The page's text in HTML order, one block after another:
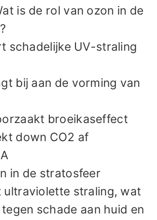
is de rol van ozon in de
schadelijke UV-straling
bij aan de vorming van
broeikaseffect
down CO2 af
in de stratosfeer
ultraviolette straling, wat
schade aan huid en